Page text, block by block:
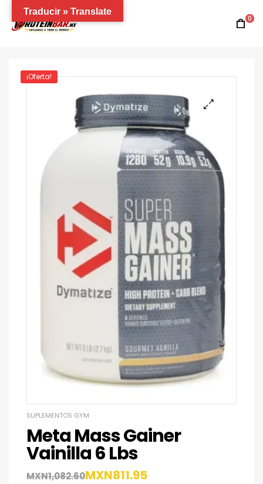
0
¡Oferta!
SUPLEMENTOS GYM
Meta Mass Gainer
Vainilla 6 Lbs
MXN1,082.60MXN811.95
Traducir » Translate